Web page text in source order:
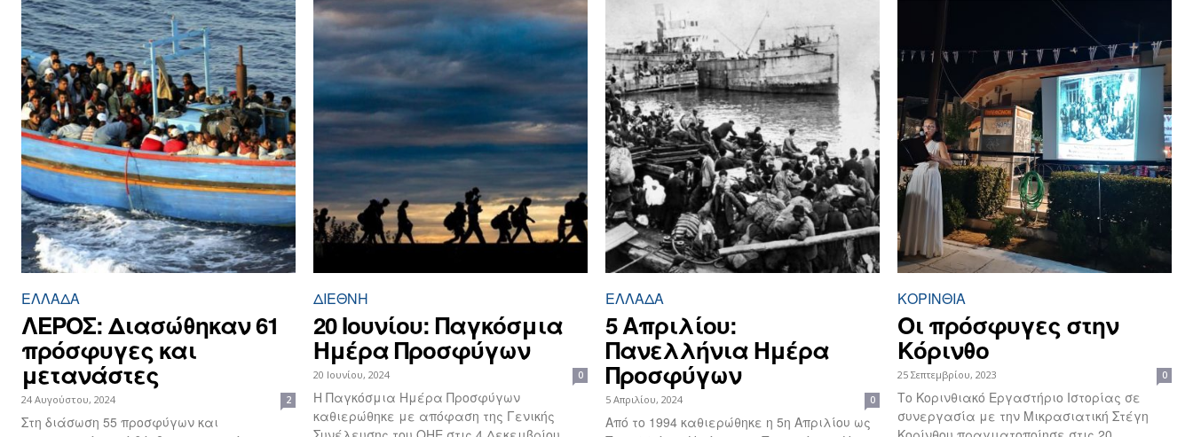
ΕΛΛΆΔΑ
ΛΕΡΟΣ: Διασώθηκαν 61
πρόσφυγες και
μετανάστες
24 Αυγούστου, 2024 2
Στη διάσωση 55 προσφύγων και
ΔΙΕΘΝΉ
20 Ιουνίου: Παγκόσμια
Ημέρα Προσφύγων
20 Ιουνίου, 2024 0
Η Παγκόσμια Ημέρα Προσφύγων
καθιερώθηκε με απόφαση της Γενικής
ΕΛΛΆΔΑ
5 Απριλίου:
Πανελλήνια Ημέρα
Προσφύγων
5 Απριλίου, 2024 0
Από το 1994 καθιερώθηκε η 5η Απριλίου ως
ΚΟΡΙΝΘΊΑ
Οι πρόσφυγες στην
Κόρινθο
25 Σεπτεμβρίου, 2023 0
Το Κορινθιακό Εργαστήριο Ιστορίας σε
συνεργασία με την Μικρασιατική Στέγη